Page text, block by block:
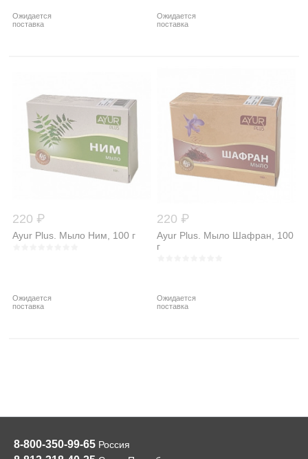
Ожидается
поставка
Ожидается
поставка
220 ₽
Ayur Plus. Мыло Ним, 100 г
Ожидается
поставка
220 ₽
Ayur Plus. Мыло Шафран, 100
г
Ожидается
поставка
8-800-350-99-65 Россия